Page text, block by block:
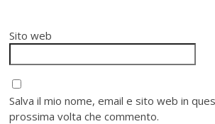
Sito web
Salva il mio nome, email e sito web in
prossima volta che commento.